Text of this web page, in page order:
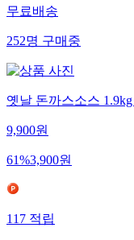
무료배송
252명 구매중
옛날 돈까스소스
9,900원
61%3,900원
117 적립